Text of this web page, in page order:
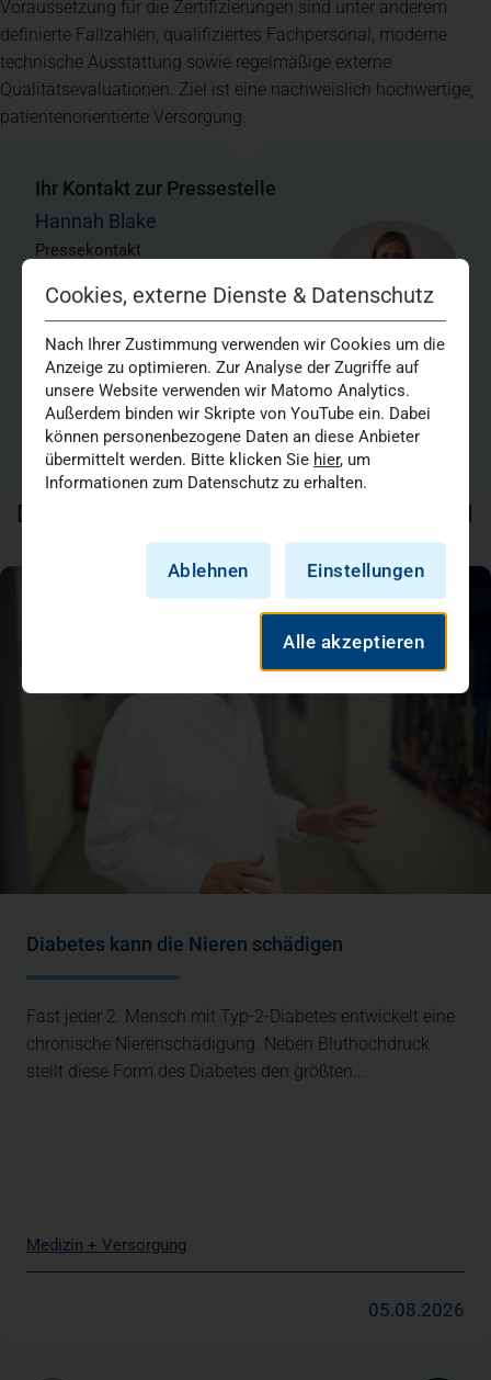
Voraussetzung für die Zertifizierungen sind unter anderem
definierte Fallzahlen, qualifiziertes Fachpersonal, moderne
technische Ausstattung sowie regelmäßige externe
Qualitätsevaluationen. Ziel ist eine nachweislich hochwertige,
patientenorientierte Versorgung.
Ihr Kontakt zur Pressestelle
Hannah Blake
Pressekontakt
Tel.: 02 11 44 00-69 30
Mail: presse@vkkd-kliniken.de
Cassie Kübitz-Whiteley
Pressekontakt
Tel.: 01735232049
Mail: presse@vkkd-kliniken.de
DAS KÖNNTE SIE AUCH INTERESSIEREN
Diabetes kann die Nieren schädigen
Fast jeder 2. Mensch mit Typ-2-Diabetes entwickelt eine
chronische Nierenschädigung. Neben Bluthochdruck
stellt diese Form des Diabetes den größten…
Medizin + Versorgung
05.08.2026
Cookies, externe Dienste & Datenschutz
Nach Ihrer Zustimmung verwenden wir Cookies um die
Anzeige zu optimieren. Zur Analyse der Zugriffe auf
unsere Website verwenden wir Matomo Analytics.
Außerdem binden wir Skripte von YouTube ein. Dabei
können personenbezogene Daten an diese Anbieter
übermittelt werden. Bitte klicken Sie hier, um
Informationen zum Datenschutz zu erhalten.
Ablehnen Einstellungen
Alle akzeptieren